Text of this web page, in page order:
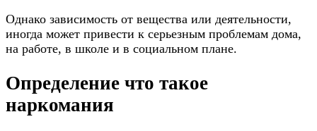
Однако зависимость от вещества или деятельности,
иногда может привести к серьезным проблемам дома,
на работе, в школе и в социальном плане.
Определение что такое
наркомания